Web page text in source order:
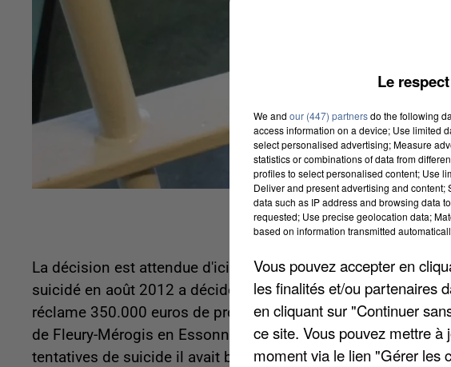
La décision est attendue d'ici quinze jours. La famille d'un
suicidé en août 2012 a décidé d'engager une procédure
réclame 350.000 euros de préjudice pour défaut de
de Fleury-Mérogis en Essonne pour une affaire de vol et de
tentatives de suicide il avait bénéficié d'une surveillance puis
Le
We and our (447) partnersdo the following
access information on a device; Use limited
select personalised advertising; Measure
statistics or combinations of data from
profiles to select personalised content; Use
Deliver and present advertising and
data such as IP address and browsing data
requested; Use precise geolocation data;
based on information transmitted
Vous pouvez accepter en
les finalités et/ou partenaires
en cliquant sur "Continuer
ce site. Vous pouvez mettre
moment via le lien "Gérer les